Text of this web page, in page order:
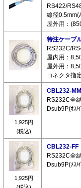
RS422/
線径
屋外用：
特注ケーブ
RS232C/
屋内用：
屋外用：
コネクタ指
1,925円
(税込)
CBL232-MM
RS232C全
Dsub9P(ｵｽ/
1,925円
CBL232-FF
RS232C全
Dsub9P(ﾒｽ/